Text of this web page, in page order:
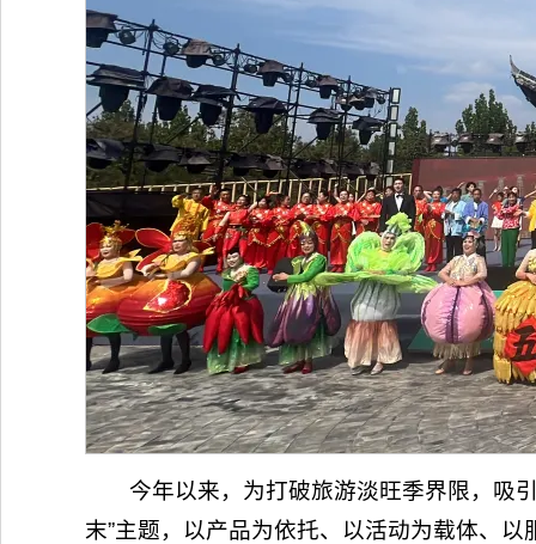
今年以来，为打破旅游淡旺季界限，吸
末”主题，以产品为依托、以活动为载体、